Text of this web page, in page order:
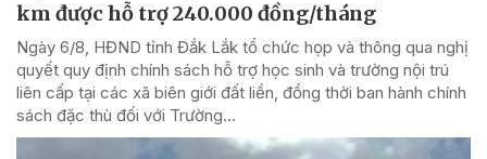
km được hỗ trợ 240.000 đồng/tháng
Ngày 6/8, HĐND tỉnh Đắk Lắk tổ chức họp và thông qua nghị
quyết quy định chính sách hỗ trợ học sinh và trường nội trú
liên cấp tại các xã biên giới đất liền, đồng thời ban hành chính
sách đặc thù đối với Trường...